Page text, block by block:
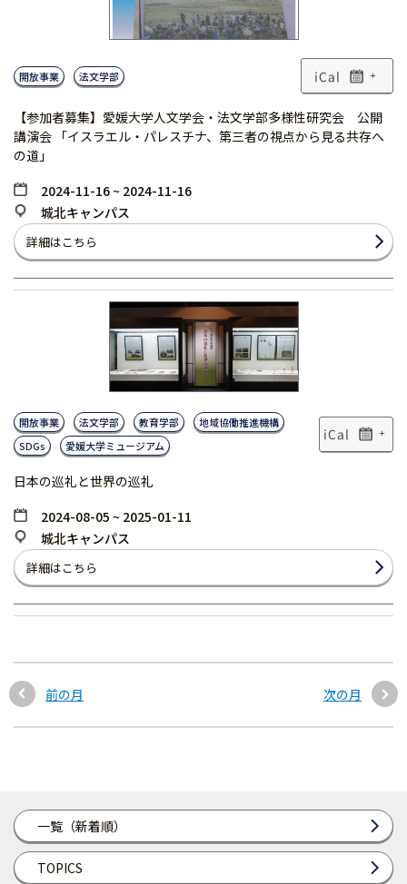
一覧（新着順）
TOPICS
開放事業 法文学部 +
【参加者募集】愛媛大学人文学会・法文学部多様性研究会 公開
講演会 「イスラエル・パレスチナ、第三者の視点から見る共存へ
の道」
2024-11-16 ~ 2024-11-16
城北キャンパス
詳細はこちら
開放事業 法文学部 教育学部
地域協働推進機構
SDGs
愛媛大学ミュージアム
+
日本の巡礼と世界の巡礼
2024-08-05 ~ 2025-01-11
城北キャンパス
詳細はこちら
前の月 次の月